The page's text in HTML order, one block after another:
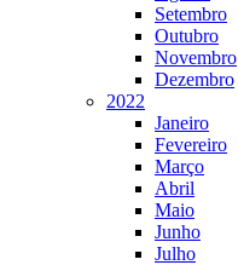
Setembro
Outubro
Novembro
Dezembro
2022
Janeiro
Fevereiro
Março
Abril
Maio
Junho
Julho